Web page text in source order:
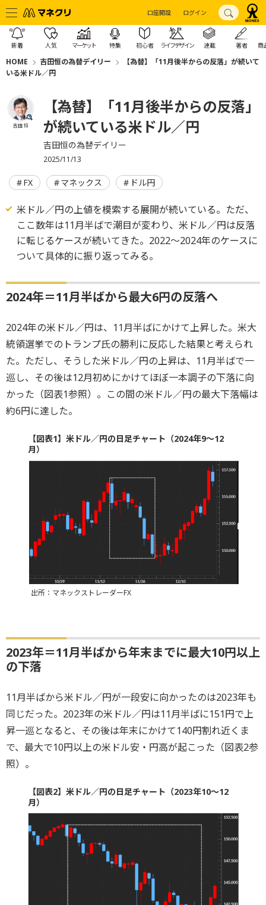
口座開設 ログイン
新着 人気 マーケット 特集 初心者 ライフデザイン 連載 著者 商
HOME 吉田恒の為替デイリー
【為替】「11月後半からの反落」が続いて
いる米ドル／円
吉田 恒
【為替】「11月後半からの反落」
が続いている米ドル／円
吉田恒の為替デイリー
2025/11/13
FX マネックス ドル円
米ドル／円の上値を模索する展開が続いている。ただ、
ここ数年は11月半ばで潮目が変わり、米ドル／円は反落
に転じるケースが続いてきた。2022～2024年のケースに
ついて具体的に振り返ってみる。
2024年＝11月半ばから最大6円の反落へ
2024年の米ドル／円は、11月半ばにかけて上昇した。米大
統領選挙でのトランプ氏の勝利に反応した結果と考えられ
た。ただし、そうした米ドル／円の上昇は、11月半ばで一
巡し、その後は12月初めにかけてほぼ一本調子の下落に向
かった（図表1参照）。この間の米ドル／円の最大下落幅は
約6円に達した。
【図表1】米ドル／円の日足チャート（2024年9～12
月）
出所：マネックストレーダーFX
2023年＝11月半ばから年末までに最大10円以上
の下落
11月半ばから米ドル／円が一段安に向かったのは2023年も
同じだった。2023年の米ドル／円は11月半ばに151円で上
昇一巡となると、その後は年末にかけて140円割れ近くま
で、最大で10円以上の米ドル安・円高が起こった（図表2参
照）。
【図表2】米ドル／円の日足チャート（2023年10～12
月）